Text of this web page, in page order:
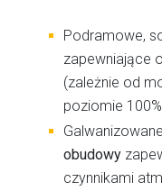
Podramowe,
zapewniające
(zależnie od
poziomie
obudowy
czynnikami